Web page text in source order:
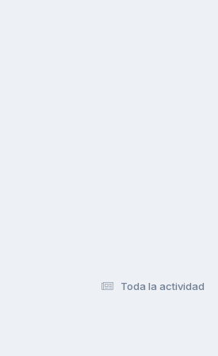
Toda la actividad